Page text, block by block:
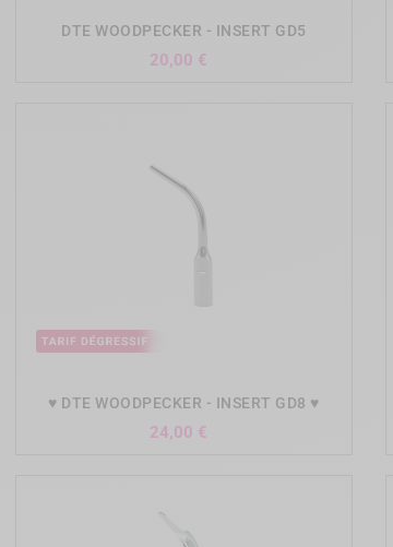
DTE WOODPECKER - INSERT GD5
20,00 €
♥ DTE WOODPECKER - INSERT GD8 ♥
24,00 €